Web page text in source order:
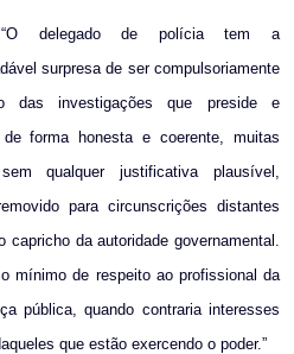
“O delegado de polícia tem a
surpresa de ser compulsoriamente
das investigações que preside e
de forma honesta e coerente, muitas
qualquer justificativa plausível,
para circunscrições distantes
capricho da autoridade governamental.
mínimo de respeito ao profissional da
pública, quando contraria interesses
que estão exercendo o poder.”